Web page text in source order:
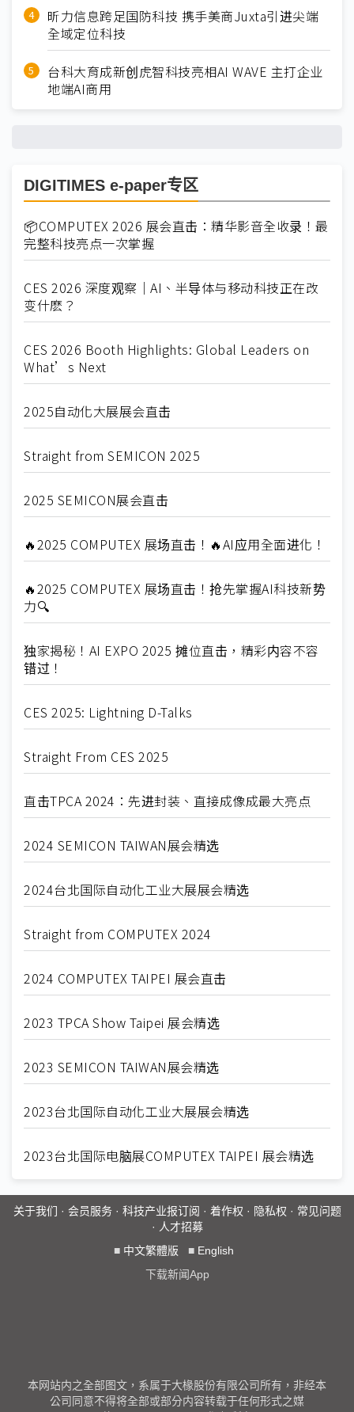
昕力信息跨足国防科技 携手美商Juxta引进尖端
全域定位科技
台科大育成新创虎智科技亮相AI WAVE 主打企业
地端AI商用
DIGITIMES e-paper专区
📦COMPUTEX 2026 展会直击：精华影音全收录！最
完整科技亮点一次掌握
CES 2026 深度观察｜AI、半导体与移动科技正在改
变什麽？
CES 2026 Booth Highlights: Global Leaders on
What’s Next
2025自动化大展展会直击
Straight from SEMICON 2025
2025 SEMICON展会直击
🔥2025 COMPUTEX 展场直击！🔥AI应用全面进化！
🔥2025 COMPUTEX 展场直击！抢先掌握AI科技新势
力🔍
独家揭秘！AI EXPO 2025 摊位直击，精彩内容不容
错过！
CES 2025: Lightning D-Talks
Straight From CES 2025
直击TPCA 2024：先进封装、直接成像成最大亮点
2024 SEMICON TAIWAN展会精选
2024台北国际自动化工业大展展会精选
Straight from COMPUTEX 2024
2024 COMPUTEX TAIPEI 展会直击
2023 TPCA Show Taipei 展会精选
2023 SEMICON TAIWAN展会精选
2023台北国际自动化工业大展展会精选
2023台北国际电脑展COMPUTEX TAIPEI 展会精选
关于我们 · 会员服务· 科技产业报订阅 · 着作权 · 隐私权 · 常见问题
· 人才招募
■ 中文繁體版 ■ English
下载新闻App
本网站内之全部图文，系属于大椽股份有限公司所有，非经本
公司同意不得将全部或部分内容转载于任何形式之媒